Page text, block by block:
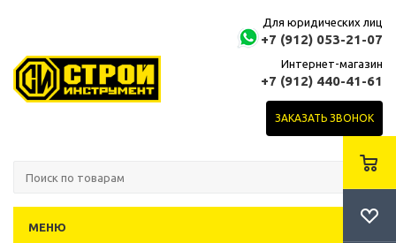
Для юридических лиц
+7 (912) 053-21-07
Интернет-магазин
+7 (912) 440-41-61
ЗАКАЗАТЬ ЗВОНОК
МЕНЮ